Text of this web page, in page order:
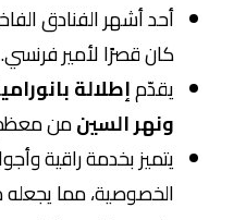
أحد أشهر الفنادق
كان قصرًا لأمير فرنسي.
يقدّمإطلالة
ونهر السينمن
يتميز بخدمة راقية
الخصوصية، مما يجعله